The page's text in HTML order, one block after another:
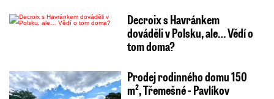
Decroix s Havránkem
dováděli v Polsku, ale… Vědí o
tom doma?
Prodej rodinného domu 150
m², Třemešné - Pavlíkov